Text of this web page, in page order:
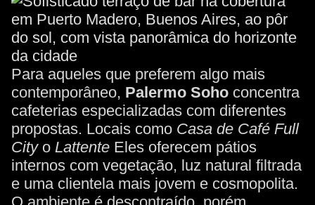
Para aqueles que preferem algo mais
contemporâneo, Palermo Soho concentra
cafeterias especializadas com diferentes
propostas. Locais como Casa de Café Full
Cityo Lattente Eles oferecem pátios
internos com vegetação, luz natural filtrada
e uma clientela mais jovem e cosmopolita.